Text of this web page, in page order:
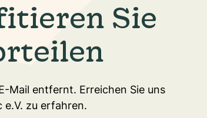
Sie
Mail entfernt. Erreichen Sie uns
e.V. zu erfahren.